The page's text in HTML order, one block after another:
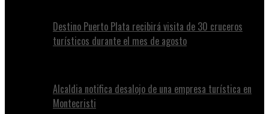
Destino Puerto Plata recibirá visita de 30 cruceros
turísticos durante el mes de agosto
Alcaldia notifica desalojo de una empresa turística en
Montecristi